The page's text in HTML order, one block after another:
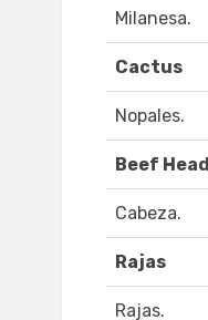
Milanesa.
Cactus
Nopales.
Beef Head
Cabeza.
Rajas
Rajas.